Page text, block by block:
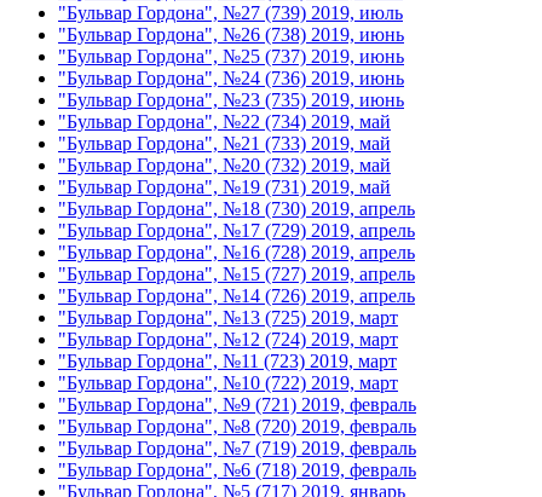
"Бульвар Гордона", №27 (739) 2019, июль
"Бульвар Гордона", №26 (738) 2019, июнь
"Бульвар Гордона", №25 (737) 2019, июнь
"Бульвар Гордона", №24 (736) 2019, июнь
"Бульвар Гордона", №23 (735) 2019, июнь
"Бульвар Гордона", №22 (734) 2019, май
"Бульвар Гордона", №21 (733) 2019, май
"Бульвар Гордона", №20 (732) 2019, май
"Бульвар Гордона", №19 (731) 2019, май
"Бульвар Гордона", №18 (730) 2019, апрель
"Бульвар Гордона", №17 (729) 2019, апрель
"Бульвар Гордона", №16 (728) 2019, апрель
"Бульвар Гордона", №15 (727) 2019, апрель
"Бульвар Гордона", №14 (726) 2019, апрель
"Бульвар Гордона", №13 (725) 2019, март
"Бульвар Гордона", №12 (724) 2019, март
"Бульвар Гордона", №11 (723) 2019, март
"Бульвар Гордона", №10 (722) 2019, март
"Бульвар Гордона", №9 (721) 2019, февраль
"Бульвар Гордона", №8 (720) 2019, февраль
"Бульвар Гордона", №7 (719) 2019, февраль
"Бульвар Гордона", №6 (718) 2019, февраль
"Бульвар Гордона", №5 (717) 2019, январь